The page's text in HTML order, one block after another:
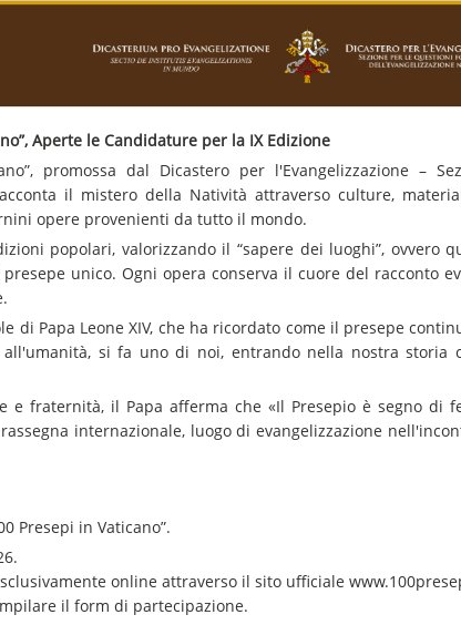
Aperte le Candidature per la IX Edizione
promossa dal Dicastero per l'Evangelizzazione –
il mistero della Natività attraverso culture,
opere provenienti da tutto il mondo.
popolari, valorizzando il “sapere dei luoghi”, ovvero
unico. Ogni opera conserva il cuore del racconto
di Papa Leone XIV, che ha ricordato come il presepe
si fa uno di noi, entrando nella nostra storia
fraternità, il Papa afferma che «Il Presepio è segno di
internazionale, luogo di evangelizzazione
Presepi in Vaticano”.
online attraverso il sito ufficiale
il form di partecipazione.